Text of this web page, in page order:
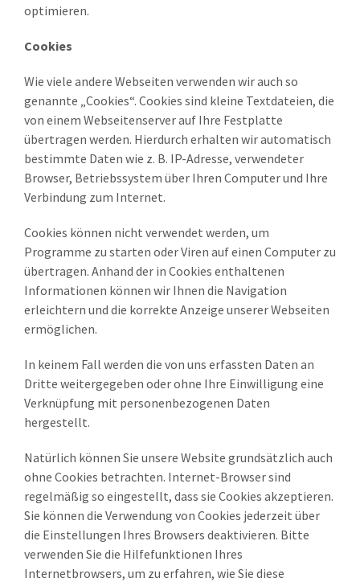
optimieren.
Cookies
Wie viele andere Webseiten verwenden wir auch so
genannte „Cookies“. Cookies sind kleine Textdateien, die
von einem Webseitenserver auf Ihre Festplatte
übertragen werden. Hierdurch erhalten wir automatisch
bestimmte Daten wie z. B. IP-Adresse, verwendeter
Browser, Betriebssystem über Ihren Computer und Ihre
Verbindung zum Internet.
Cookies können nicht verwendet werden, um
Programme zu starten oder Viren auf einen Computer zu
übertragen. Anhand der in Cookies enthaltenen
Informationen können wir Ihnen die Navigation
erleichtern und die korrekte Anzeige unserer Webseiten
ermöglichen.
In keinem Fall werden die von uns erfassten Daten an
Dritte weitergegeben oder ohne Ihre Einwilligung eine
Verknüpfung mit personenbezogenen Daten
hergestellt.
Natürlich können Sie unsere Website grundsätzlich auch
ohne Cookies betrachten. Internet-Browser sind
regelmäßig so eingestellt, dass sie Cookies akzeptieren.
Sie können die Verwendung von Cookies jederzeit über
die Einstellungen Ihres Browsers deaktivieren. Bitte
verwenden Sie die Hilfefunktionen Ihres
Internetbrowsers, um zu erfahren, wie Sie diese